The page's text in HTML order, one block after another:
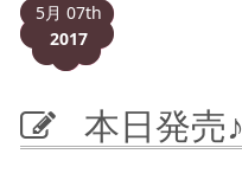
5月 07th
2017
本日発売♪